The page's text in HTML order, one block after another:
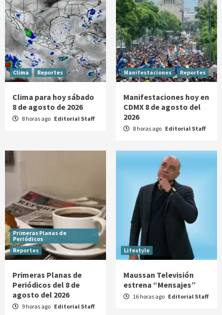
Clima Reportes
Clima para hoy sábado
8 de agosto de 2026
8 horas ago Editorial Staff
Manifestaciones Reportes
Manifestaciones hoy en
CDMX 8 de agosto del
2026
8 horas ago Editorial Staff
Primeras Planas de
Periódicos
Reportes
Primeras Planas de
Periódicos del 8 de
agosto del 2026
9 horas ago Editorial Staff
Lifestyle
Maussan Televisión
estrena “Mensajes”
16 horas ago Editorial Staff